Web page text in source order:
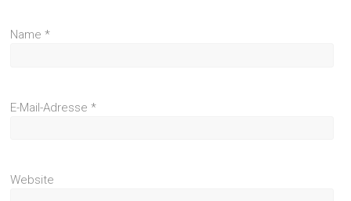
Name*
E-Mail-Adresse*
Website